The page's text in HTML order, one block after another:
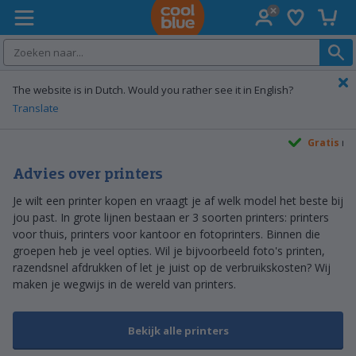
Coolblue home
The website is in Dutch. Would you rather see it in English?
Translate
Advies over printers
Je wilt een printer kopen en vraagt je af welk model het beste bij
jou past. In grote lijnen bestaan er 3 soorten printers: printers
voor thuis, printers voor kantoor en fotoprinters. Binnen die
groepen heb je veel opties. Wil je bijvoorbeeld foto's printen,
razendsnel afdrukken of let je juist op de verbruikskosten? Wij
maken je wegwijs in de wereld van printers.
Bekijk alle printers